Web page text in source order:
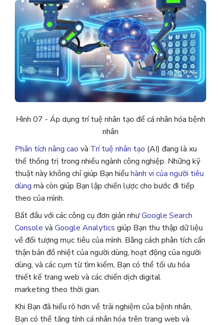
Hình 07 - Áp dụng trí tuệ nhân tạo để cá nhân hóa bệnh
nhân
Phân tích nâng cao và Trí tuệ nhân tạo (AI) đang là xu
thế thống trị trong nhiều ngành công nghiệp. Những kỹ
thuật này không chỉ giúp Bạn hiểuhành vi của người tiêu
dùng mà còn giúp Bạn lập chiến lược cho bước đi tiếp
theo của mình.
Bắt đầu với các công cụ đơn giản nhưGoogle Search
Console vàGoogle Analytics giúp Bạn thu thập dữ liệu
về đối tượng mục tiêu của mình. Bằng cách phân tích cẩn
thận bản đồ nhiệt của người dùng, hoạt động của người
dùng, và các cụm từ tìm kiếm, Bạn có thể tối ưu hóa
thiết kế trang web và các chiến dịch digital
marketing theo thời gian.
Khi Bạn đã hiểu rõ hơn về trải nghiệm của bệnh nhân,
Bạn có thể tăng tính cá nhân hóa trên trang web và